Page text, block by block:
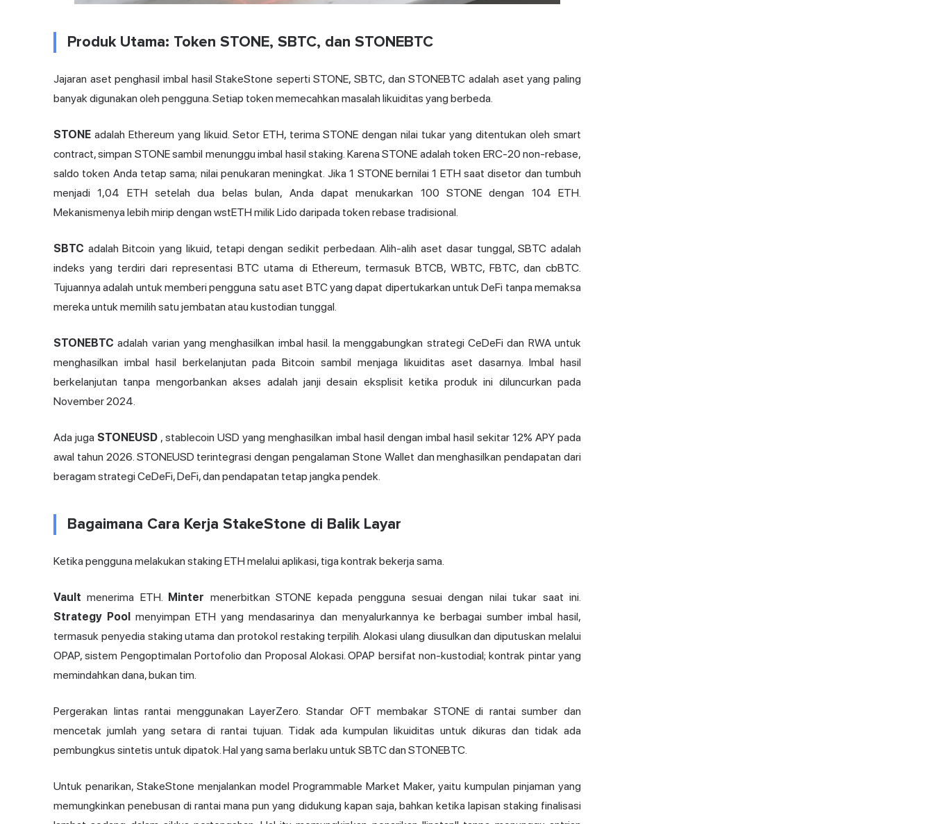
Produk Utama: Token STONE, SBTC, dan STONEBTC
Jajaran aset penghasil imbal hasil StakeStone seperti STONE, SBTC, dan STONEBTC adalah aset yang paling
banyak digunakan oleh pengguna. Setiap token memecahkan masalah likuiditas yang berbeda.
STONE adalah Ethereum yang likuid. Setor ETH, terima STONE dengan nilai tukar yang ditentukan oleh smart
contract, simpan STONE sambil menunggu imbal hasil staking. Karena STONE adalah token ERC-20 non-rebase,
saldo token Anda tetap sama; nilai penukaran meningkat. Jika 1 STONE bernilai 1 ETH saat disetor dan tumbuh
menjadi 1,04 ETH setelah dua belas bulan, Anda dapat menukarkan 100 STONE dengan 104 ETH.
Mekanismenya lebih mirip dengan wstETH milik Lido daripada token rebase tradisional.
SBTC adalah Bitcoin yang likuid, tetapi dengan sedikit perbedaan. Alih-alih aset dasar tunggal, SBTC adalah
indeks yang terdiri dari representasi BTC utama di Ethereum, termasuk BTCB, WBTC, FBTC, dan cbBTC.
Tujuannya adalah untuk memberi pengguna satu aset BTC yang dapat dipertukarkan untuk DeFi tanpa memaksa
mereka untuk memilih satu jembatan atau kustodian tunggal.
STONEBTC adalah varian yang menghasilkan imbal hasil. Ia menggabungkan strategi CeDeFi dan RWA untuk
menghasilkan imbal hasil berkelanjutan pada Bitcoin sambil menjaga likuiditas aset dasarnya. Imbal hasil
berkelanjutan tanpa mengorbankan akses adalah janji desain eksplisit ketika produk ini diluncurkan pada
November 2024.
Ada juga STONEUSD , stablecoin USD yang menghasilkan imbal hasil dengan imbal hasil sekitar 12% APY pada
awal tahun 2026. STONEUSD terintegrasi dengan pengalaman Stone Wallet dan menghasilkan pendapatan dari
beragam strategi CeDeFi, DeFi, dan pendapatan tetap jangka pendek.
Bagaimana Cara Kerja StakeStone di Balik Layar
Ketika pengguna melakukan staking ETH melalui aplikasi, tiga kontrak bekerja sama.
Vault menerima ETH. Minter menerbitkan STONE kepada pengguna sesuai dengan nilai tukar saat ini.
Strategy Pool menyimpan ETH yang mendasarinya dan menyalurkannya ke berbagai sumber imbal hasil,
termasuk penyedia staking utama dan protokol restaking terpilih. Alokasi ulang diusulkan dan diputuskan melalui
OPAP, sistem Pengoptimalan Portofolio dan Proposal Alokasi. OPAP bersifat non-kustodial; kontrak pintar yang
memindahkan dana, bukan tim.
Pergerakan lintas rantai menggunakan LayerZero. Standar OFT membakar STONE di rantai sumber dan
mencetak jumlah yang setara di rantai tujuan. Tidak ada kumpulan likuiditas untuk dikuras dan tidak ada
pembungkus sintetis untuk dipatok. Hal yang sama berlaku untuk SBTC dan STONEBTC.
Untuk penarikan, StakeStone menjalankan model Programmable Market Maker, yaitu kumpulan pinjaman yang
memungkinkan penebusan di rantai mana pun yang didukung kapan saja, bahkan ketika lapisan staking finalisasi